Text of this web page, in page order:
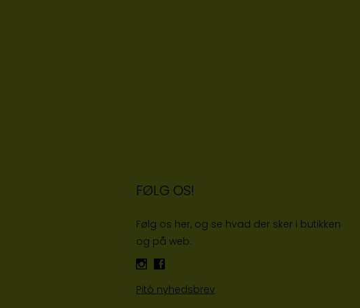
FØLG OS!
Følg os her, og se hvad der sker i butikken
og på web:
Pitó nyhedsbrev